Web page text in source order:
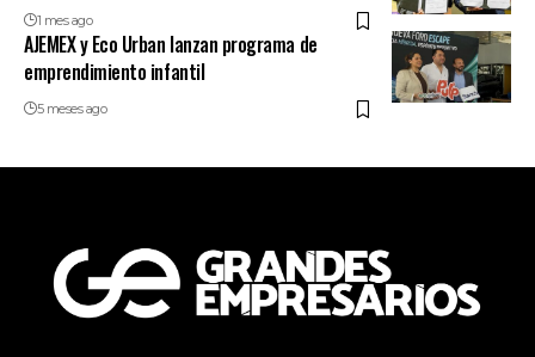
1 mes ago
AJEMEX y Eco Urban lanzan programa de
emprendimiento infantil
5 meses ago